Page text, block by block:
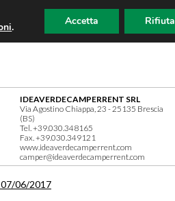
IDEAVERDECAMPERRENT SRL
Via Agostino Chiappa, 23 - 25135 Brescia
(BS)
Tel. +39.030.348165
Fax. +39.030.349121
www.ideaverdecamperrent.com
camper@ideaverdecamperrent.com
07/06/2017
. Accetta Rifiuta